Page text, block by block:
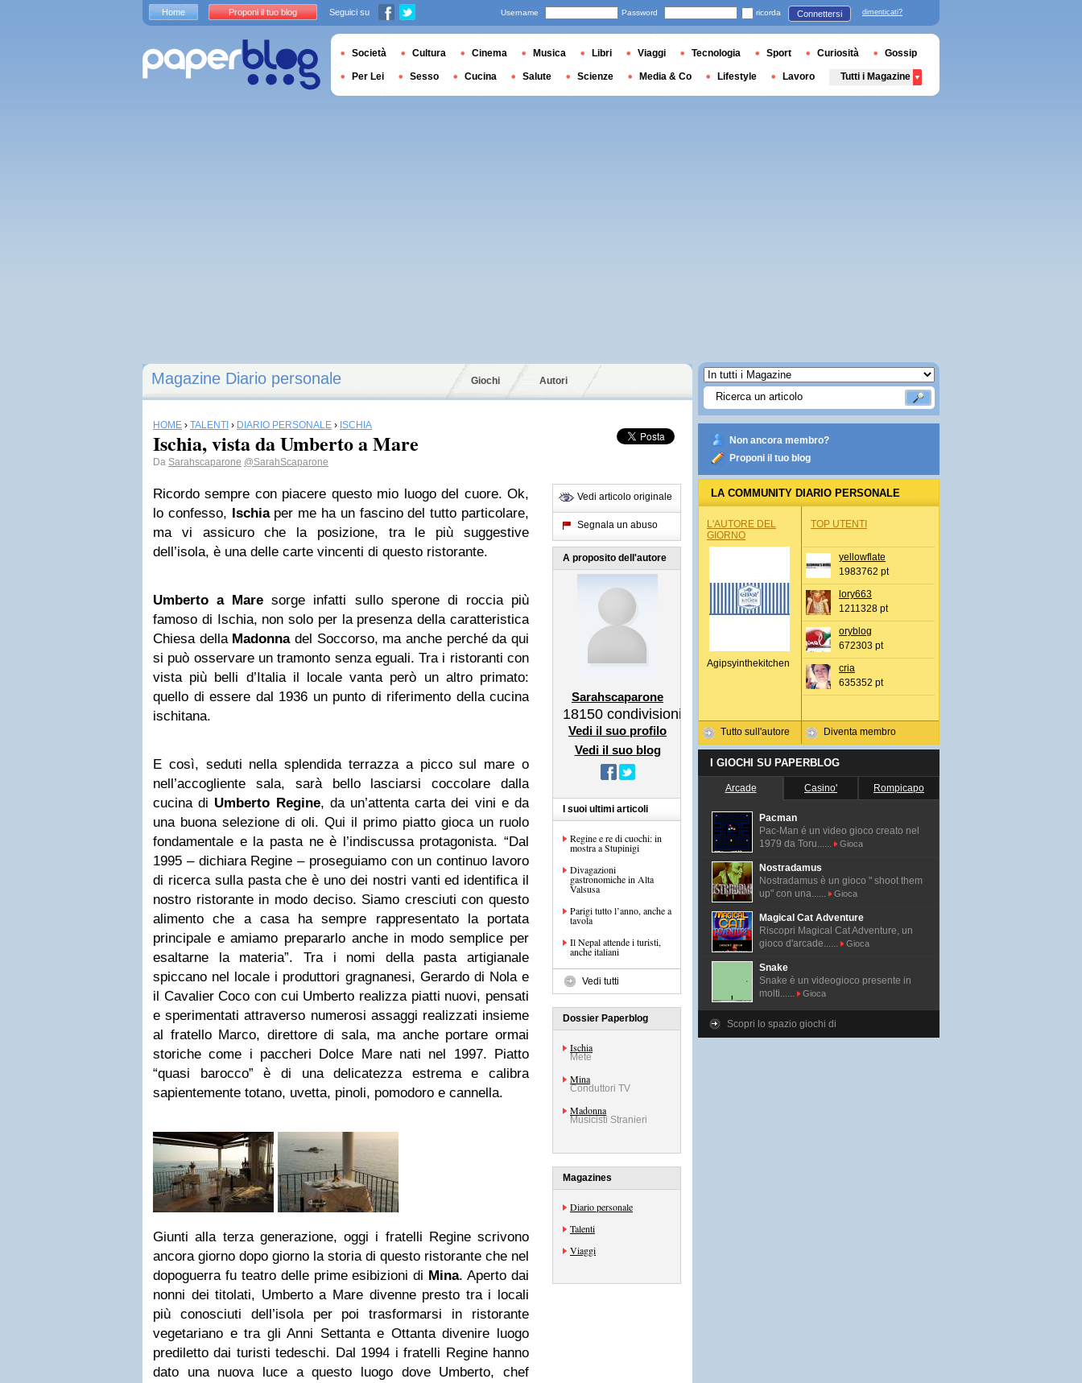
Magazine Diario personale Giochi Autori
HOME › TALENTI › DIARIO PERSONALE › ISCHIA
Ischia, vista da Umberto a Mare
Da Sarahscaparone @SarahScaparone
Ricordo sempre con piacere questo mio luogo del cuore. Ok,
lo confesso, Ischiaper me ha un fascino del tutto particolare,
ma vi assicuro che la posizione, tra le più suggestive
dell’isola, è una delle carte vincenti di questo ristorante.
Umberto a Mare sorge infatti sullo sperone di roccia più
famoso di Ischia, non solo per la presenza della caratteristica
Chiesa della Madonnadel Soccorso, ma anche perché da qui
si può osservare un tramonto senza eguali. Tra i ristoranti con
vista più belli d’Italia il locale vanta però un altro primato:
quello di essere dal 1936 un punto di riferimento della cucina
ischitana.
E così, seduti nella splendida terrazza a picco sul mare o
nell’accogliente sala, sarà bello lasciarsi coccolare dalla
cucina di Umberto Regine, da un’attenta carta dei vini e da
una buona selezione di oli. Qui il primo piatto gioca un ruolo
fondamentale e la pasta ne è l’indiscussa protagonista. “Dal
1995 – dichiara Regine – proseguiamo con un continuo lavoro
di ricerca sulla pasta che è uno dei nostri vanti ed identifica il
nostro ristorante in modo deciso. Siamo cresciuti con questo
alimento che a casa ha sempre rappresentato la portata
principale e amiamo prepararlo anche in modo semplice per
esaltarne la materia”. Tra i nomi della pasta artigianale
spiccano nel locale i produttori gragnanesi, Gerardo di Nola e
il Cavalier Coco con cui Umberto realizza piatti nuovi, pensati
e sperimentati attraverso numerosi assaggi realizzati insieme
al fratello Marco, direttore di sala, ma anche portare ormai
storiche come i paccheri Dolce Mare nati nel 1997. Piatto
“quasi barocco” è di una delicatezza estrema e calibra
sapientemente totano, uvetta, pinoli, pomodoro e cannella.
Giunti alla terza generazione, oggi i fratelli Regine scrivono
ancora giorno dopo giorno la storia di questo ristorante che nel
dopoguerra fu teatro delle prime esibizioni di Mina. Aperto dai
nonni dei titolati, Umberto a Mare divenne presto tra i locali
più conosciuti dell’isola per poi trasformarsi in ristorante
vegetariano e tra gli Anni Settanta e Ottanta divenire luogo
prediletto dai turisti tedeschi. Dal 1994 i fratelli Regine hanno
dato una nuova luce a questo luogo dove Umberto, chef
Vedi articolo originale
Segnala un abuso
A proposito dell'autore
Sarahscaparone
18150 condivisioni
Vedi il suo profilo
Vedi il suo blog
I suoi ultimi articoli
Regine e re di cuochi: in
mostra a Stupinigi
Divagazioni
gastronomiche in Alta
Valsusa
Parigi tutto l’anno, anche a
tavola
Il Nepal attende i turisti,
anche italiani
Vedi tutti
Dossier Paperblog
Ischia
Mete
Mina
Conduttori TV
Madonna
Musicisti Stranieri
Magazines
Diario personale
Talenti
Viaggi
Non ancora membro?
Proponi il tuo blog
LA COMMUNITY DIARIO PERSONALE
L'AUTORE DEL
GIORNO
Agipsyinthekitchen
Tutto sull'autore
TOP UTENTI
yellowflate
1983762 pt
lory663
1211328 pt
oryblog
672303 pt
cria
635352 pt
Diventa membro
I GIOCHI SU PAPERBLOG
Arcade Casino' Rompicapo
Pacman
Pac-Man é un video gioco creato nel
1979 da Toru......
Gioca
Nostradamus
Nostradamus è un gioco " shoot them
up" con una......
Gioca
Magical Cat Adventure
Riscopri Magical Cat Adventure, un
gioco d'arcade......
Gioca
Snake
Snake è un videogioco presente in
molti......
Gioca
Scopri lo spazio giochi di
Home Proponi il tuo blog Seguici su Username Password ricorda Connettersi dimenticati?
Società Cultura Cinema Musica Libri Viaggi Tecnologia Sport Curiosità Gossip
Per Lei Sesso Cucina Salute Scienze Media & Co Lifestyle Lavoro Tutti i Magazine